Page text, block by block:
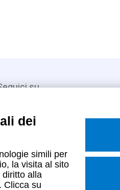
su
alla newsletter
nell'area privata
dei
simili per
la visita al sito
diritto alla
Clicca su